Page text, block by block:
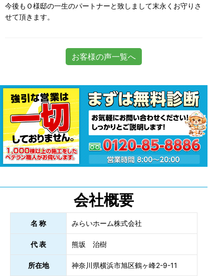
今後もＯ様邸の一生のパートナーと致しまして末永くお守りさ
せて頂きます。
お客様の声一覧へ
会社概要
名 称 みらいホーム株式会社
代 表 熊坂 治樹
所在地 神奈川県横浜市旭区鶴ヶ峰2-9-11